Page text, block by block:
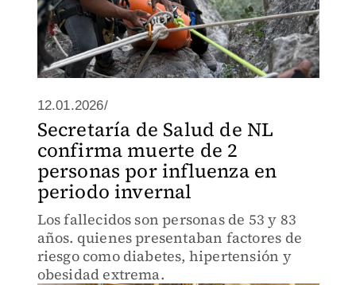
12.01.2026/
Secretaría de Salud de NL
confirma muerte de 2
personas por influenza en
periodo invernal
Los fallecidos son personas de 53 y 83
años. quienes presentaban factores de
riesgo como diabetes, hipertensión y
obesidad extrema.